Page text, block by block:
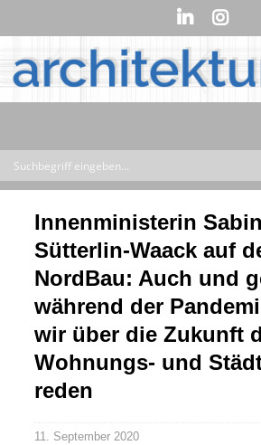
Innenministerin
Sütterlin-Waack auf
NordBau: Auch und
während der
wir über die Zukunft
Wohnungs- und
reden
11. September 2020